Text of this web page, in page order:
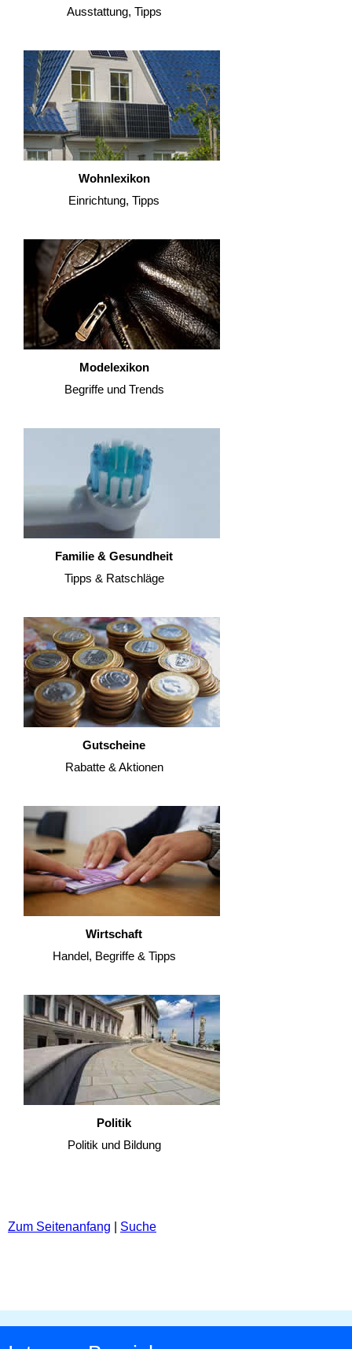
Ausstattung, Tipps
Wohnlexikon
Einrichtung, Tipps
Modelexikon
Begriffe und Trends
Familie & Gesundheit
Tipps & Ratschläge
Gutscheine
Rabatte & Aktionen
Wirtschaft
Handel, Begriffe & Tipps
Politik
Politik und Bildung
Zum Seitenanfang Suche